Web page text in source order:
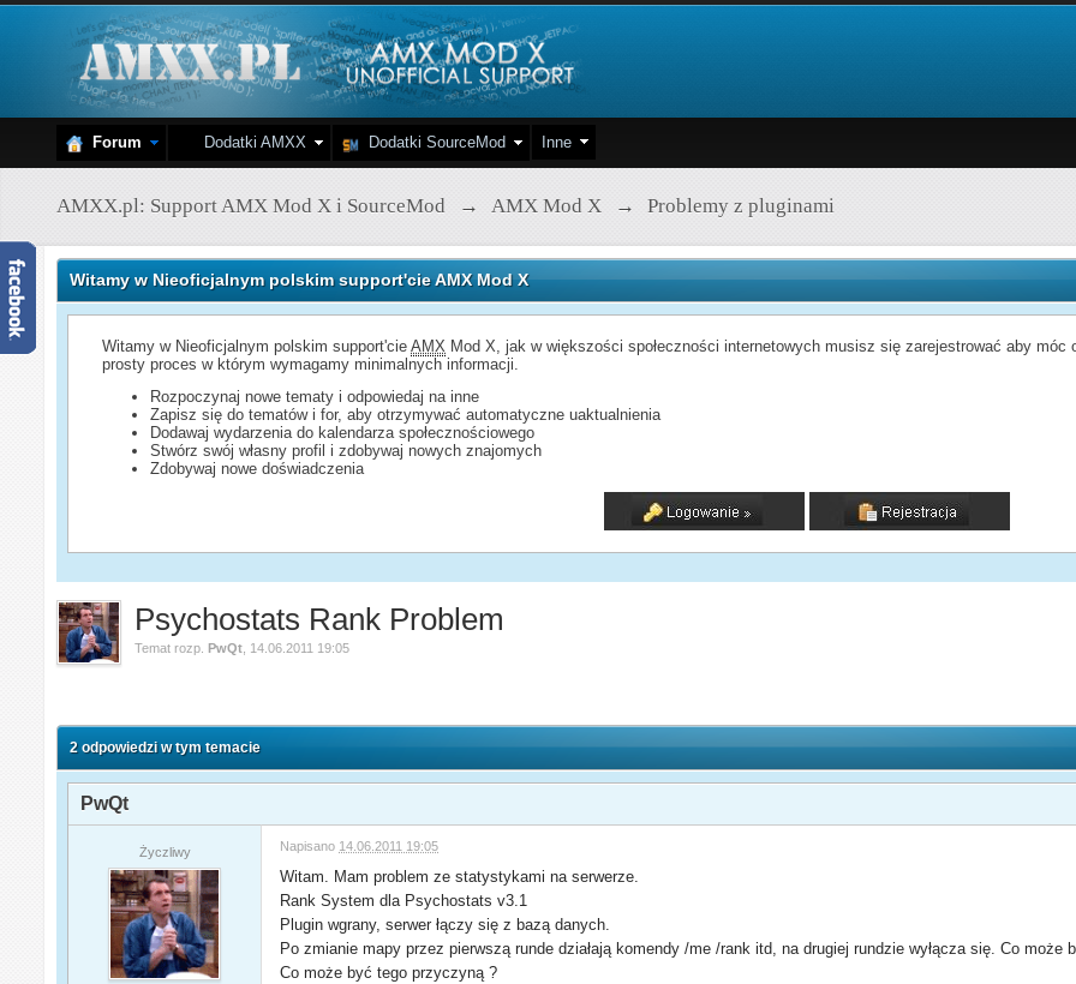
Forum Dodatki AMXX Dodatki SourceMod Inne
AMXX.pl: Support AMX Mod X i SourceMod → AMX Mod X → Problemy z pluginami
Witamy w Nieoficjalnym polskim support'cie AMX Mod X
Witamy w Nieoficjalnym polskim support'cieAMX Mod X, jak w większości społeczności internetowych musisz się zarejestrować aby
prosty proces w którym wymagamy minimalnych informacji.
Rozpoczynaj nowe tematy i odpowiedaj na inne
Zapisz się do tematów i for, aby otrzymywać automatyczne uaktualnienia
Dodawaj wydarzenia do kalendarza społecznościowego
Stwórz swój własny profil i zdobywaj nowych znajomych
Zdobywaj nowe doświadczenia
Psychostats Rank Problem
Temat rozp.PwQt 14.06.2011 19:05
2 odpowiedzi w tym temacie
PwQt
Życzliwy Napisano 14.06.2011 19:05
Witam. Mam problem ze statystykami na serwerze.
Rank System dla Psychostats v3.1
Plugin wgrany, serwer łączy się z bazą danych.
Po zmianie mapy przez pierwszą runde działają komendy /me /rank itd, na drugiej rundzie wyłącza się. Co może
Co może być tego przyczyną ?